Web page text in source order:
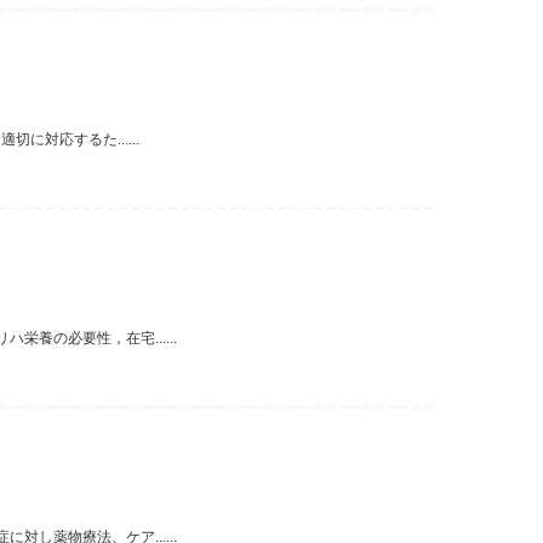
切に対応するた......
ハ栄養の必要性，在宅......
に対し薬物療法、ケア......